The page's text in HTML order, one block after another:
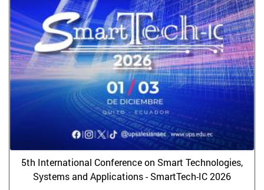
5th International Conference on Smart Technologies,
Systems and Applications - SmartTech-IC 2026